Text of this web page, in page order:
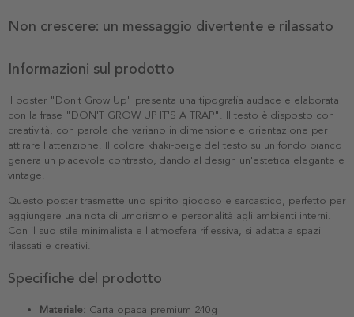
Non crescere: un messaggio divertente e rilassato
Informazioni sul prodotto
Il poster "Don't Grow Up" presenta una tipografia audace e elaborata
con la frase "DON'T GROW UP IT'S A TRAP". Il testo è disposto con
creatività, con parole che variano in dimensione e orientazione per
attirare l'attenzione. Il colore khaki-beige del testo su un fondo bianco
genera un piacevole contrasto, dando al design un'estetica elegante e
vintage.
Questo poster trasmette uno spirito giocoso e sarcastico, perfetto per
aggiungere una nota di umorismo e personalità agli ambienti interni.
Con il suo stile minimalista e l'atmosfera riflessiva, si adatta a spazi
rilassati e creativi.
Specifiche del prodotto
Materiale: Carta opaca premium 240g